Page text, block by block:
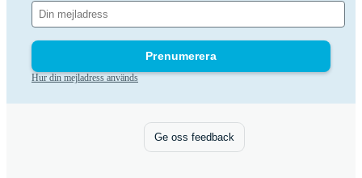
Prenumerera
Hur din mejladress används
Ge oss feedback